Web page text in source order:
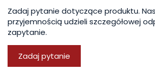
Zadaj pytanie dotyczące produktu.
przyjemnością udzieli szczegółowej
zapytanie.
Zadaj pytanie